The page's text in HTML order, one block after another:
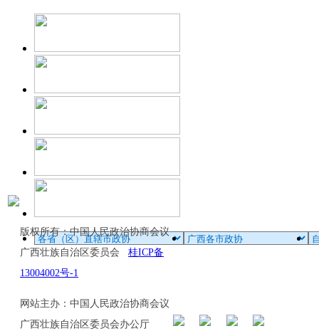
版权所有：中国人民政治协商会议
广西壮族自治区委员会 桂ICP备
13004002号-1
网站主办：中国人民政治协商会议
广西壮族自治区委员会办公厅